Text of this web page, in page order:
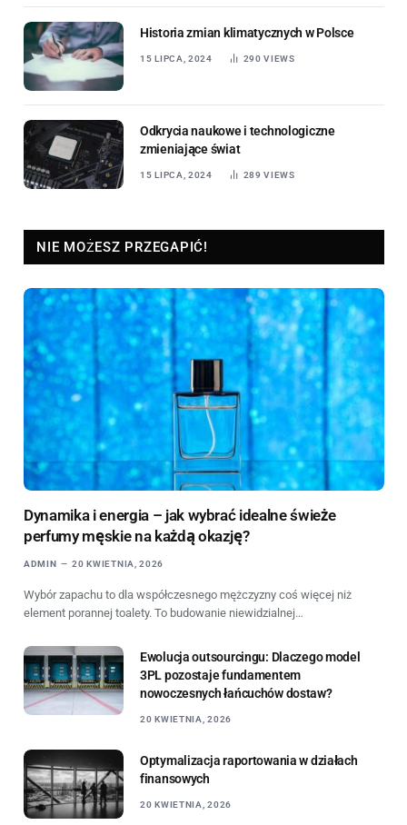
Historia zmian klimatycznych w Polsce
15 LIPCA, 2024 290VIEWS
Odkrycia naukowe i technologiczne
zmieniające świat
15 LIPCA, 2024 289VIEWS
NIE MOŻESZ PRZEGAPIĆ!
Dynamika i energia – jak wybrać idealne świeże
perfumy męskie na każdą okazję?
ADMIN 20 KWIETNIA, 2026
Wybór zapachu to dla współczesnego mężczyzny coś więcej niż
element porannej toalety. To budowanie niewidzialnej…
Ewolucja outsourcingu: Dlaczego model
3PL pozostaje fundamentem
nowoczesnych łańcuchów dostaw?
20 KWIETNIA, 2026
Optymalizacja raportowania w działach
finansowych
20 KWIETNIA, 2026